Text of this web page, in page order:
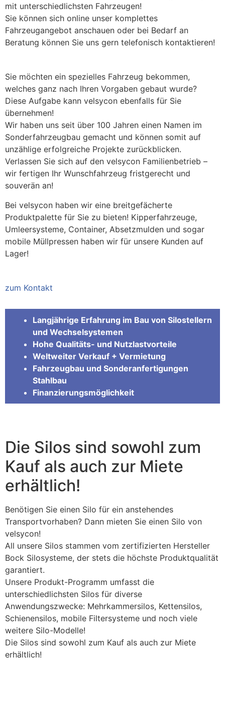
mit unterschiedlichsten Fahrzeugen!
Sie können sich online unser komplettes
Fahrzeugangebot anschauen oder bei Bedarf an
Beratung können Sie uns gern telefonisch kontaktieren!
Sie möchten ein spezielles Fahrzeug bekommen,
welches ganz nach Ihren Vorgaben gebaut wurde?
Diese Aufgabe kann velsycon ebenfalls für Sie
übernehmen!
Wir haben uns seit über 100 Jahren einen Namen im
Sonderfahrzeugbau gemacht und können somit auf
unzählige erfolgreiche Projekte zurückblicken.
Verlassen Sie sich auf den velsycon Familienbetrieb –
wir fertigen Ihr Wunschfahrzeug fristgerecht und
souverän an!
Bei velsycon haben wir eine breitgefächerte
Produktpalette für Sie zu bieten! Kipperfahrzeuge,
Umleersysteme, Container, Absetzmulden und sogar
mobile Müllpressen haben wir für unsere Kunden auf
Lager!
zum Kontakt
Langjährige Erfahrung im Bau von Silostellern
und Wechselsystemen
Hohe Qualitäts- und Nutzlastvorteile
Weltweiter Verkauf + Vermietung
Fahrzeugbau und Sonderanfertigungen
Stahlbau
Finanzierungsmöglichkeit
Die Silos sind sowohl zum
Kauf als auch zur Miete
erhältlich!
Benötigen Sie einen Silo für ein anstehendes
Transportvorhaben? Dann mieten Sie einen Silo von
velsycon!
All unsere Silos stammen vom zertifizierten Hersteller
Bock Silosysteme, der stets die höchste Produktqualität
garantiert.
Unsere Produkt-Programm umfasst die
unterschiedlichsten Silos für diverse
Anwendungszwecke: Mehrkammersilos, Kettensilos,
Schienensilos, mobile Filtersysteme und noch viele
weitere Silo-Modelle!
Die Silos sind sowohl zum Kauf als auch zur Miete
erhältlich!